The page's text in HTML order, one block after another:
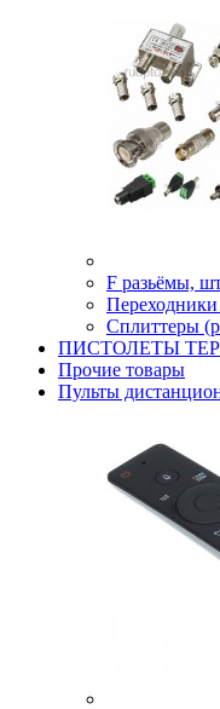
F разьёмы,
Сплиттеры
ПИСТОЛЕТЫ
Прочие товары
Пульты